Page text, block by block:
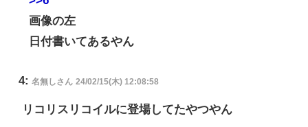
画像の左
日付書いてあるやん
4: 名無しさん 24/02/15(木) 12:08:58
リコリスリコイルに登場してたやつやん